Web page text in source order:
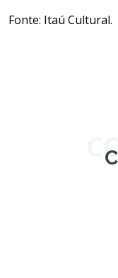
Fonte: Itaú Cultural.